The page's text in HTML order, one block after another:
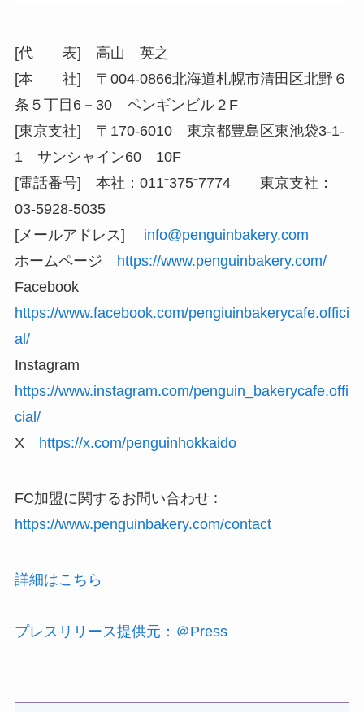
[代 表] 高山 英之
[本 社] 〒004-0866北海道札幌市清田区北野６
条５丁目6－30 ペンギンビル２F
[東京支社] 〒170-6010 東京都豊島区東池袋3-1-
1 サンシャイン60 10F
[電話番号] 本社：011⁻375⁻7774 東京支社：
03-5928-5035
[メールアドレス] info@penguinbakery.com
ホームページ https://www.penguinbakery.com/
Facebook
https://www.facebook.com/pengiuinbakerycafe.offici
al/
Instagram
https://www.instagram.com/penguin_bakerycafe.offi
cial/
X https://x.com/penguinhokkaido
FC加盟に関するお問い合わせ :
https://www.penguinbakery.com/contact
詳細はこちら
プレスリリース提供元：＠Press